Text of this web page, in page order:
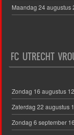
Maandag 24 augustus
FC UTRECHT
Zondag 16 augustus
Zaterdag 22 augustus
Zondag 6 september